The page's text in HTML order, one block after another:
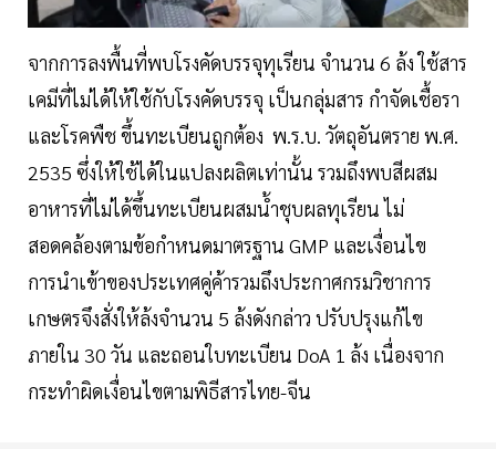
จากการลงพื้นที่พบโรงคัดบรรจุทุเรียน จำนวน 6 ล้ง ใช้สาร
เคมีที่ไม่ได้ให้ใช้กับโรงคัดบรรจุ เป็นกลุ่มสาร กำจัดเชื้อรา
และโรคพืช ขึ้นทะเบียนถูกต้อง พ.ร.บ. วัตถุอันตราย พ.ศ.
2535 ซึ่งให้ใช้ได้ในแปลงผลิตเท่านั้น รวมถึงพบสีผสม
อาหารที่ไม่ได้ขึ้นทะเบียนผสมน้ำชุบผลทุเรียน ไม่
สอดคล้องตามข้อกำหนดมาตรฐาน GMP และเงื่อนไข
การนำเข้าของประเทศคู่ค้ารวมถึงประกาศกรมวิชาการ
เกษตรจึงสั่งให้ล้งจำนวน 5 ล้งดังกล่าว ปรับปรุงแก้ไข
ภายใน 30 วัน และถอนใบทะเบียน DoA 1 ล้ง เนื่องจาก
กระทำผิดเงื่อนไขตามพิธีสารไทย-จีน